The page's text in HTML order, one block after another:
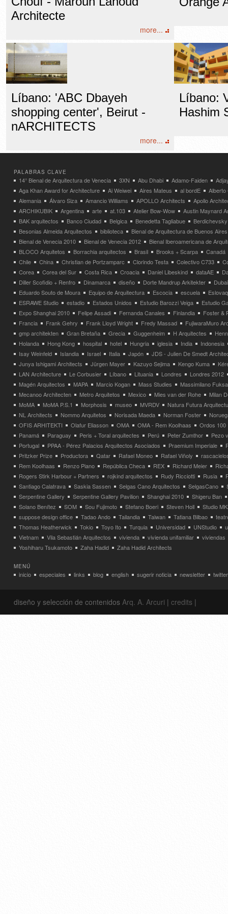
Architecte
more...
Líbano: 'ABC Dbayeh
shopping center', Beirut -
nARCHITECTS
more...
Líbano:
Hashim
PALABRAS CLAVE
14° Bienal de Arquitectura de Venecia 3XN Abu Dhabi Adamo-Faiden
Aga Khan Award for Architecture
Ai Weiwei Aires Mateus al bordE
Alberto
Alemania
Álvaro Siza Amancio Williams APOLLO Architects
Apollo
ARCHIKUBIK
Argentina arte at.103 Atelier Bow-Wow
Austin Maynard
BAK arquitectos
Banco Ciudad Belgica Benedetta Tagliabue
Besonias Almeida Arquitectos
biblioteca
Bienal de Arquitectura de Buenos Aires
Bienal de Venecia 2010
Bienal de Venecia 2012
Bienal Iberoamericana de
BLOCO Arquitetos
Borrachia arquitectos Brasil Brooks + Scarpa
Canadá
Chile
China Christian de Portzamparc Clorindo Testa Colectivo C733
Corea
Corea del Sur Costa Rica Croacia Daniel Libeskind dataAE
Diller Scofidio + Renfro
Dinamarca diseño Dorte Mandrup Arkitekter
Dubai
Eduardo Souto de Moura
Equipo de Arquitectura Escocia escuela
ESRAWE Studio
estadio Estados Unidos Estudio Barozzi Veiga
Estudio
Expo Shanghai 2010
Felipe Assadi Fernanda Canales Finlandia
Foster &
Francia
Frank Gehry Frank Lloyd Wright Fredy Massad
FujiwaraMuro
gmp architekten
Gran Bretaña Grecia Guggenheim H Arquitectes
Holanda
Hong Kong hospital hotel Hungria iglesia India
Indonesia
Isay Weinfeld
Islandia Israel Italia Japón
JDS - Julien De Smedt
Junya Ishigami Architects
Jürgen Mayer Kazuyo Sejima Kengo Kuma
LAN Architecture
Le Corbusier Líbano Lituania Londres
Londres 2012
Magén Arquitectos
MAPA Marcio Kogan Mass Studies
Massimilano
Mecanoo Architecten
Metro Arquitetos Mexico Mies van der Rohe
Milan
MoMA
MoMA P.S.1 Morphosis museo MVRDV
Natura Futura
NL Architects
Nommo Arquitetos Norisada Maeda Norman Foster
OFIS ARHITEKTI
Olafur Eliasson OMA OMA - Rem Koolhaas
Ordos 100
Panamá
Paraguay Peris + Toral arquitectes Perú Peter Zumthor
Pezo
Portugal
PPAA - Pérez Palacios Arquitectos Asociados Praemium Imperiale
Pritzker Prize
Productora Qatar Rafael Moneo Rafael Viñoly
Rem Koolhaas
Renzo Piano República Checa REX Richard Meier
Rogers Stirk Harbour + Partners
rojkind arquitectos Rudy Ricciotti Rusia
Santiago Calatrava
Saskia Sassen Selgas Cano Arquitectos SelgasCano
Serpentine Gallery
Serpentine Gallery Pavilion Shanghai 2010
Shigeru Ban
Solano Benítez
SOM Sou Fujimoto Stefano Boeri Steven Holl
Studio
suppose design office
Tadao Ando Tailandia Taiwan Tatiana Bilbao
Thomas Heatherwick
Tokio Toyo Ito Turquia Universidad UNStudio
Vietnam
Vila Sebastián Arquitectos vivienda vivienda unifamiliar
viviendas
Yoshiharu Tsukamoto
Zaha Hadid Zaha Hadid Architects
MENÚ
inicio especiales links blog english sugerir noticia newsletter twitter
diseño y selección de contenidos Arq. A. Arcuri | credits |